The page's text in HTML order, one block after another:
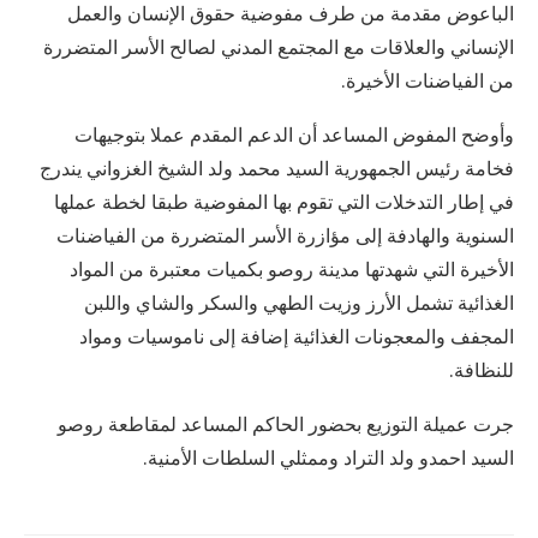
الباعوض مقدمة من طرف مفوضية حقوق الإنسان والعمل
الإنساني والعلاقات مع المجتمع المدني لصالح الأسر المتضررة
من الفياضنات الأخيرة.
وأوضح المفوض المساعد أن الدعم المقدم عملا بتوجيهات
فخامة رئيس الجمهورية السيد محمد ولد الشيخ الغزواني يندرج
في إطار التدخلات التي تقوم بها المفوضية طبقا لخطة عملها
السنوية والهادفة إلى مؤازرة الأسر المتضررة من الفياضنات
الأخيرة التي شهدتها مدينة روصو بكميات معتبرة من المواد
الغذائية تشمل الأرز وزيت الطهي والسكر والشاي واللبن
المجفف والمعجونات الغذائية إضافة إلى ناموسيات ومواد
للنظافة.
جرت عميلة التوزيع بحضور الحاكم المساعد لمقاطعة روصو
السيد احمدو ولد التراد وممثلي السلطات الأمنية.